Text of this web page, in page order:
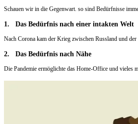
Schauen wir in die Gegenwart. so sind Bedürfnisse
1. Das Bedürfnis nach einer intakten Welt
Nach Corona kam der Krieg zwischen Russland und
2. Das Bedürfnis nach Nähe
Die Pandemie ermöglichte das Home-Office und vieles